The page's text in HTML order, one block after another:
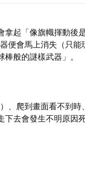
拿起「像旗幟揮動後
便會馬上消失（只能
般的謎樣武器」。
、爬到畫面看不到時
去會發生不明原因